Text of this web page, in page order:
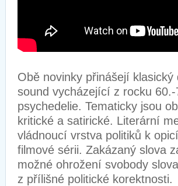
Obě novinky přinášejí
sound vycházející z rocku
psychedelie. Tematicky jsou
kritické a satirické. Literární
vládnoucí vrstva politiků k
filmové sérii. Zakázaný slova
možné ohrožení svobody
z přílišné politické korektnosti.